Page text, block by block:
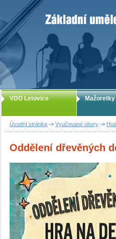
ZUŠ Letovice
Úvodní stránka -> Vyučované obory ->
Oddělení dřevěných
VDO Letovice Mažoretky